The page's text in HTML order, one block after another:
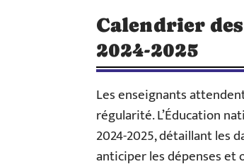
Calendrier
2024-2025
Les enseignants
régularité. L’Éducation
2024-2025, détaillant les
anticiper les dépenses et